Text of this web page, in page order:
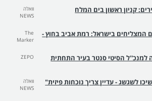
קניון ראשון בים המלח
וואלה
NEWS
המצליחים בישראל: רמת אביב בחוץ -
The
Marker
למנכ''ל הסיטי סנטר בעיר התחתית
ZEPO
לשגשג - עדיין צריך נוכחות פיזית"
וואלה
NEWS